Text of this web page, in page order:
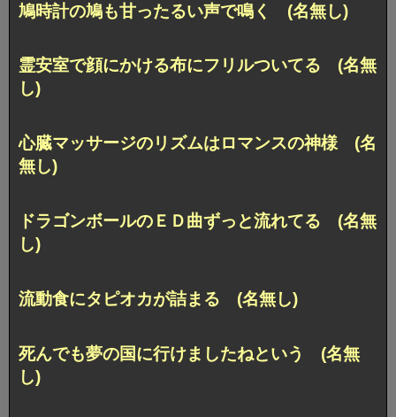
鳩時計の鳩も甘ったるい声で鳴く (名無し)
霊安室で顔にかける布にフリルついてる (名無
し)
心臓マッサージのリズムはロマンスの神様 (名
無し)
ドラゴンボールのＥＤ曲ずっと流れてる (名無
し)
流動食にタピオカが詰まる (名無し)
死んでも夢の国に行けましたねという (名無
し)